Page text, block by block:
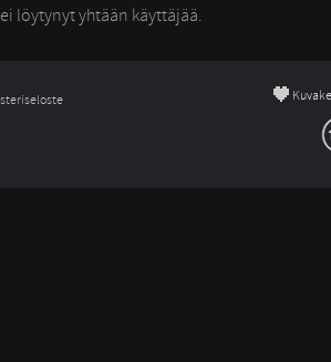
löytynyt yhtään käyttäjää.
©